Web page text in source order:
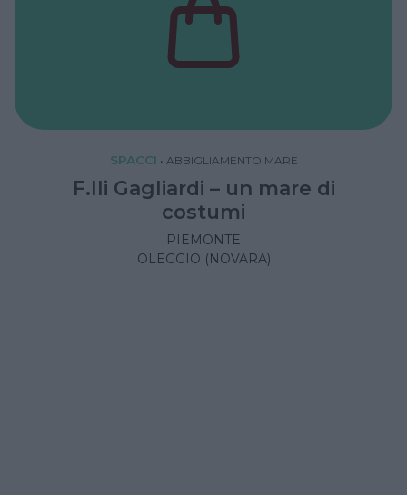
SPACCI • ABBIGLIAMENTO MARE
F.lli Gagliardi – un mare di
costumi
PIEMONTE
OLEGGIO (NOVARA)